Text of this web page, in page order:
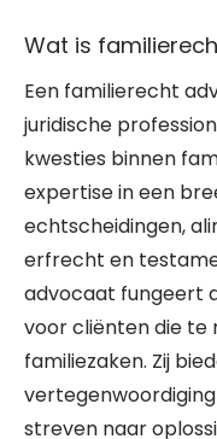
Wat is
Een familierecht
juridische
kwesties binnen
expertise in een
echtscheidingen,
erfrecht en
advocaat fungeert
voor cliënten die
familiezaken. Zij
streven naar